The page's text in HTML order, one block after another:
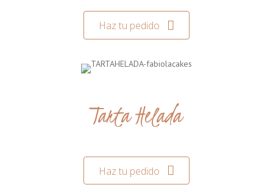
Haz tu pedido
Tarta Helada
Haz tu pedido